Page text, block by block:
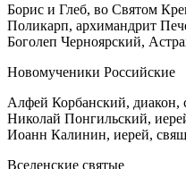
Борис и Глеб, во Святом
Поликарп, архимандрит
Боголеп Черноярский,
Новомученики Российские
Алфей Корбанский, диакон,
Николай Понгильский,
Иоанн Калинин, иерей,
Вселенские святые